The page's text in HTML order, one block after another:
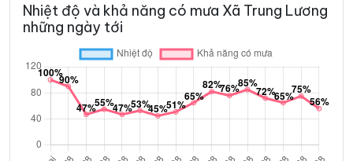
Nhiệt độ và khả năng có mưa Xã Trung Lương
những ngày tới